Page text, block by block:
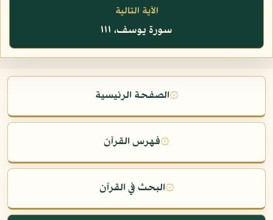
الآية التالية
سورة يوسف، ١١١
۞الصفحة الرئيسية
۞فهرس القرآن
۞البحث في القرآن